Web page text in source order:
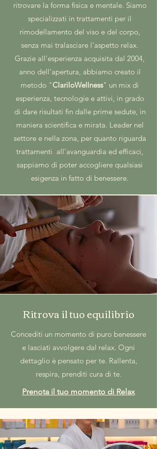
ritrovare la forma fisica e mentale. Siamo
specializzati in trattamenti per il
rimodellamento del viso e del corpo,
senza mai tralasciare l'aspetto relax.
Grazie all'esperienza acquisita dal 2004,
anno dell'apertura, abbiamo creato il
metodo "ClariloWellness" un mix di
esperienza, tecnologie e attivi, in grado
di dare risultati fin dalle prime sedute, in
maniera scientifica e mirata. Leader nel
settore e nella zona, per quanto riguarda
trattamenti all'avanguardia ed efficaci,
sappiamo di poter accogliere qualsiasi
esigenza in fatto di benessere.
Ritrova il tuo equilibrio
Concediti un momento di puro benessere
e lasciati avvolgere dal relax. Ogni
dettaglio è pensato per te. Rallenta,
respira, prenditi cura di te.
Prenota il tuo momento di Relax